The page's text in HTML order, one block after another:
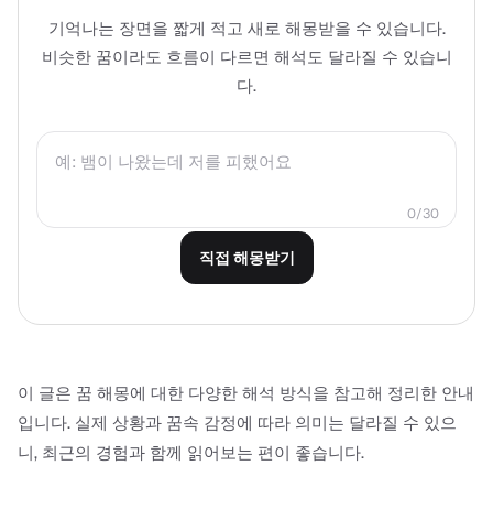
기억나는 장면을 짧게 적고 새로 해몽받을 수 있습니다.
비슷한 꿈이라도 흐름이 다르면 해석도 달라질 수 있습니
다.
0/30
직접 해몽받기
이 글은 꿈 해몽에 대한 다양한 해석 방식을 참고해 정리한 안내
입니다. 실제 상황과 꿈속 감정에 따라 의미는 달라질 수 있으
니, 최근의 경험과 함께 읽어보는 편이 좋습니다.